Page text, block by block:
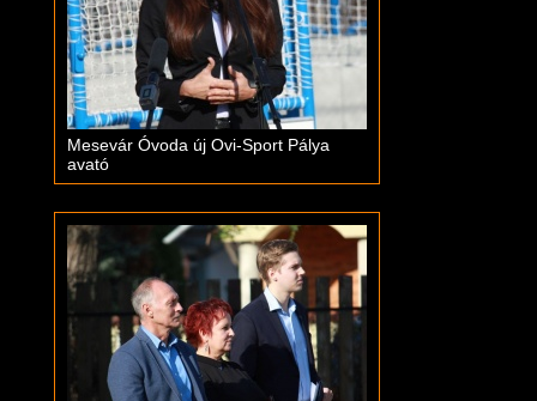
Mesevár Óvoda új Ovi-Sport Pálya
avató